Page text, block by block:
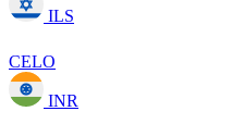
ILS
CELO
INR